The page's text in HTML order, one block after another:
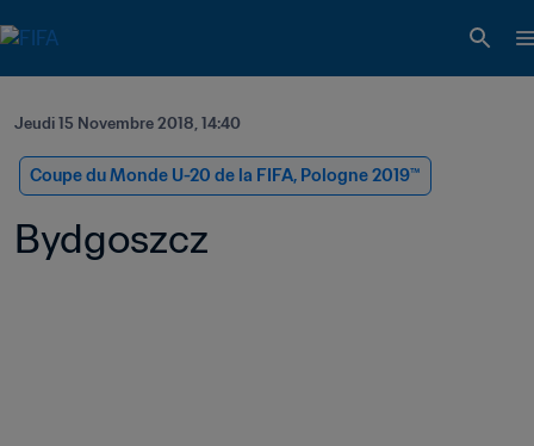
Jeudi 15 Novembre 2018, 14:40
Coupe du Monde U-20 de la FIFA, Pologne 2019™
Bydgoszcz